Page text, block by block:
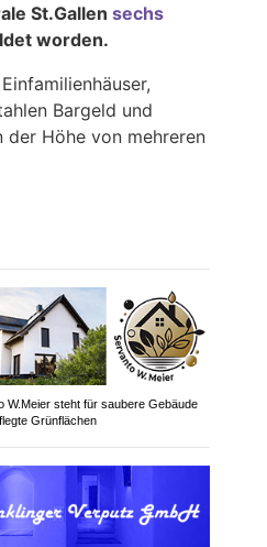
St.Gallen sechs
worden.
Bargeld und
der Höhe von mehreren
W.Meier steht für saubere Gebäude
Grünflächen